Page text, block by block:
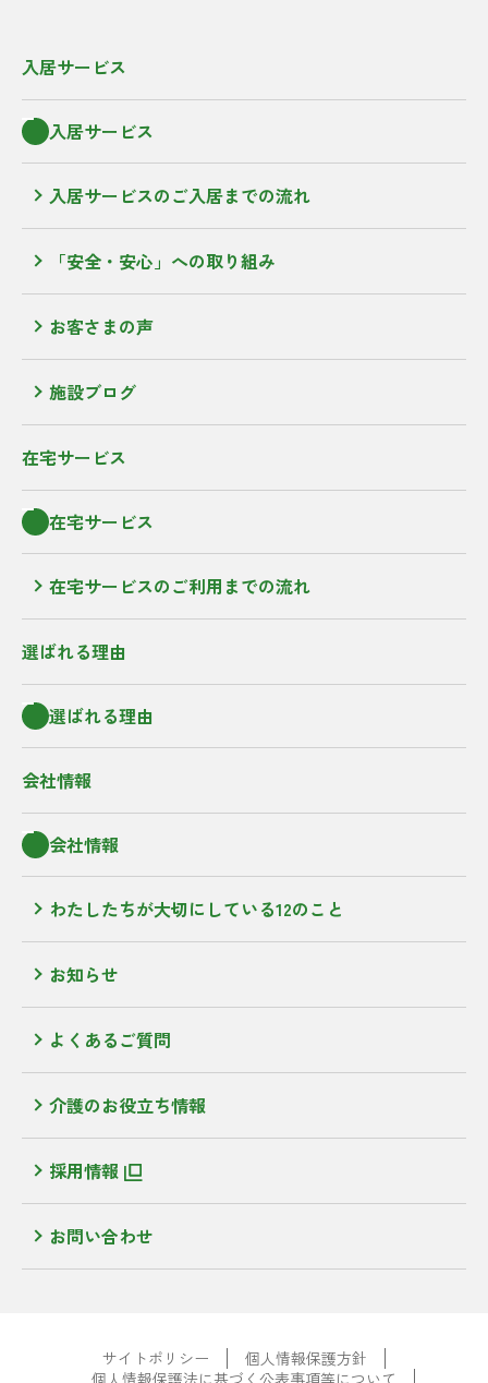
入居サービス
入居サービス
入居サービスのご入居までの流れ
「安全・安心」への取り組み
お客さまの声
施設ブログ
在宅サービス
在宅サービス
在宅サービスのご利用までの流れ
選ばれる理由
選ばれる理由
会社情報
会社情報
わたしたちが大切にしている12のこと
お知らせ
よくあるご質問
介護のお役立ち情報
採用情報
お問い合わせ
サイトポリシー
個人情報保護方針
個人情報保護法に基づく公表事項等について